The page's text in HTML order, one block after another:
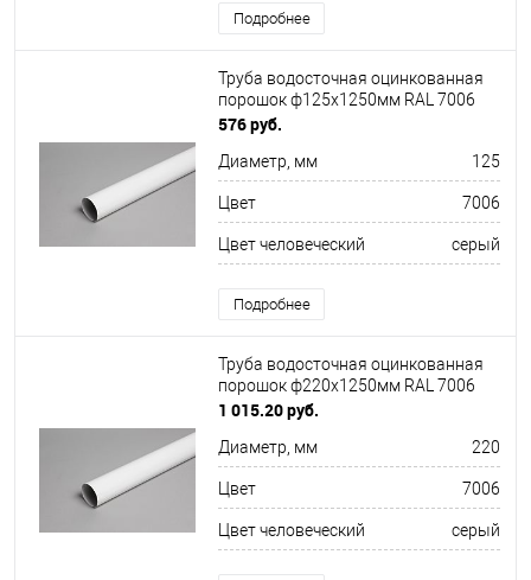
Подробнее
Труба водосточная оцинкованная
порошок ф125х1250мм RAL 7006
576 руб.
Диаметр, мм 125
Цвет 7006
Цвет человеческий серый
Подробнее
Труба водосточная оцинкованная
порошок ф220х1250мм RAL 7006
1 015.20 руб.
Диаметр, мм 220
Цвет 7006
Цвет человеческий серый